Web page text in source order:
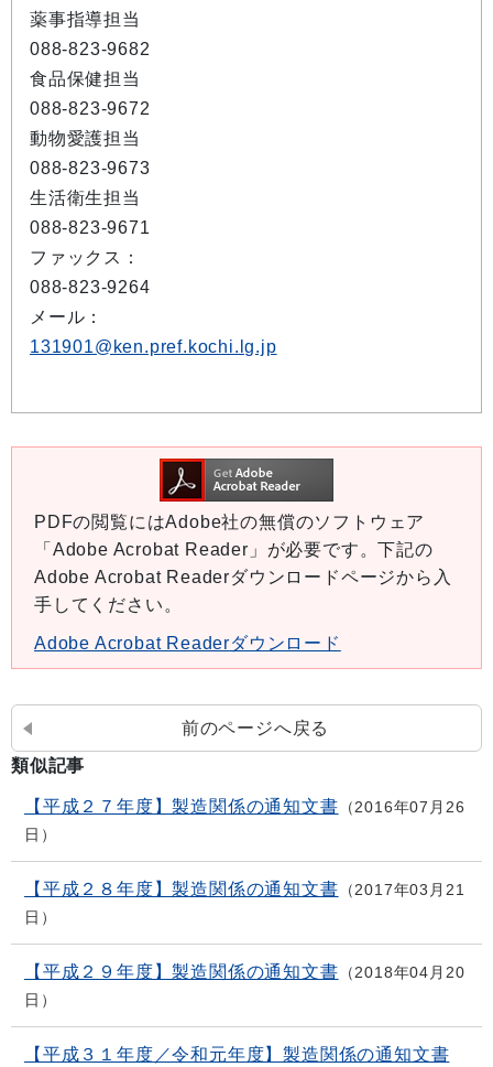
薬事指導担当
088-823-9682
食品保健担当
088-823-9672
動物愛護担当
088-823-9673
生活衛生担当
088-823-9671
ファックス：
088-823-9264
メール：
131901@ken.pref.kochi.lg.jp
PDFの閲覧にはAdobe社の無償のソフトウェア
「Adobe Acrobat Reader」が必要です。下記の
Adobe Acrobat Readerダウンロードページから入
手してください。
Adobe Acrobat Readerダウンロード
前のページへ戻る
類似記事
【平成２７年度】製造関係の通知文書
2016年07月26
日
【平成２８年度】製造関係の通知文書
2017年03月21
日
【平成２９年度】製造関係の通知文書
2018年04月20
日
【平成３１年度／令和元年度】製造関係の通知文書